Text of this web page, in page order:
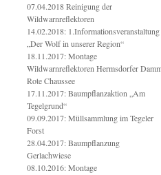
07.04.2018 Reinigung der
Wildwarnreflektoren
14.02.2018: 1.Informationsveranstaltung
„Der Wolf in unserer Region“
18.11.2017: Montage
Wildwarnreflektoren Hermsdorfer
Rote Chaussee
17.11.2017: Baumpflanzaktion „Am
Tegelgrund“
09.09.2017: Müllsammlung im Tegeler
Forst
28.04.2017: Baumpflanzung
Gerlachwiese
08.10.2016: Montage